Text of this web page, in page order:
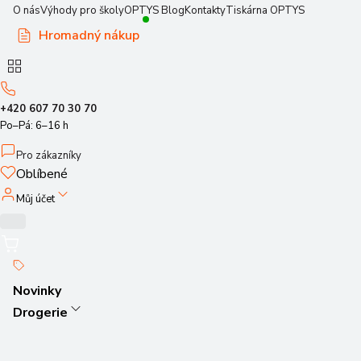
O násVýhody pro školyOPTYS BlogKontaktyTiskárna OPTYS
Hromadný nákup
+420 607 70 30 70
Po–Pá: 6–16 h
Pro zákazníky
Oblíbené
Můj účet
Novinky
Drogerie